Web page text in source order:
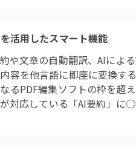
活用したスマート機能
や文章の自動翻訳、AIによ
容を他言語に即座に変換す
なるPDF編集ソフトの枠を超
対応している「AI要約」に